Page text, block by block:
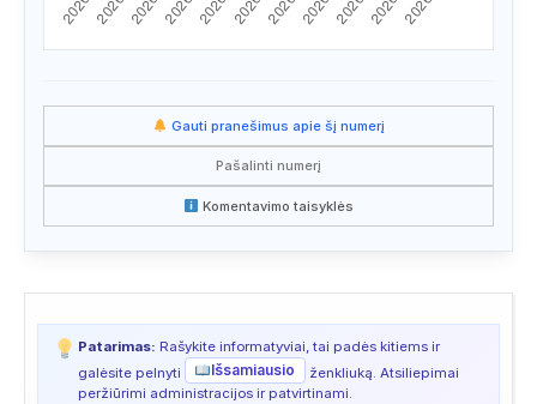
Apsilankyta ataskaitoje 2026/07/24 14:20
Apsilankyta ataskaitoje 2026/07/24 13:11
Apsilankyta ataskaitoje 2026/07/22 19:46
Gauti pranešimus apie šį numerį
Pašalinti numerį
Komentavimo taisyklės
Patarimas: Rašykite informatyviai, tai padės kitiems ir
galėsite pelnyti
Išsamiausio
ženkliuką. Atsiliepimai
peržiūrimi administracijos ir patvirtinami.